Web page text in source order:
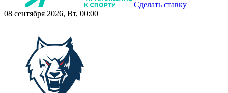
Сделать ставку
08 сентября 2026, Вт, 00:00